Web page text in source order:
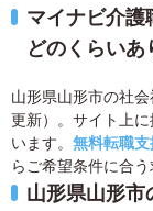
マイナビ介護
どのくらいあ
山形県山形市の社
更新）。サイト上
います。 無料転職
らご希望条件に合
山形県山形市